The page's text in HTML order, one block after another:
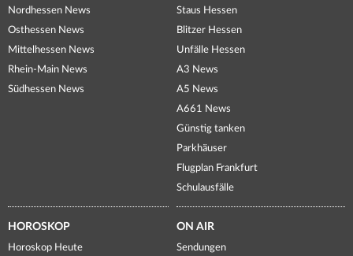
Nordhessen News
Osthessen News
Mittelhessen News
Rhein-Main News
Südhessen News
Staus Hessen
Blitzer Hessen
Unfälle Hessen
A3 News
A5 News
A661 News
Günstig tanken
Parkhäuser
Flugplan Frankfurt
Schulausfälle
HOROSKOP
Horoskop Heute
ON AIR
Sendungen